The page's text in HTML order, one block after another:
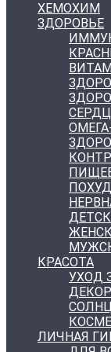
ХЕМОХИМ
ЗДОРОВЬЕ
КРАСОТА
УХОД
ЛИЧНАЯ